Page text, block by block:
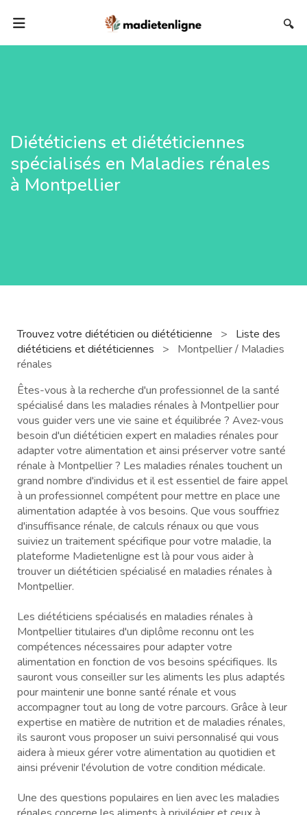
🔍
Diététiciens et diététiciennes
spécialisés en Maladies rénales
à Montpellier
Trouvez votre diététicien ou diététicienne >
Liste des
diététiciens et diététiciennes
>
Montpellier / Maladies
rénales
Êtes-vous à la recherche d'un professionnel de la santé
spécialisé dans les maladies rénales à Montpellier pour
vous guider vers une vie saine et équilibrée ? Avez-vous
besoin d'un diététicien expert en maladies rénales pour
adapter votre alimentation et ainsi préserver votre santé
rénale à Montpellier ? Les maladies rénales touchent un
grand nombre d'individus et il est essentiel de faire appel
à un professionnel compétent pour mettre en place une
alimentation adaptée à vos besoins. Que vous souffriez
d'insuffisance rénale, de calculs rénaux ou que vous
suiviez un traitement spécifique pour votre maladie, la
plateforme Madietenligne est là pour vous aider à
trouver un diététicien spécialisé en maladies rénales à
Montpellier.
Les diététiciens spécialisés en maladies rénales à
Montpellier titulaires d'un diplôme reconnu ont les
compétences nécessaires pour adapter votre
alimentation en fonction de vos besoins spécifiques. Ils
sauront vous conseiller sur les aliments les plus adaptés
pour maintenir une bonne santé rénale et vous
accompagner tout au long de votre parcours. Grâce à leur
expertise en matière de nutrition et de maladies rénales,
ils sauront vous proposer un suivi personnalisé qui vous
aidera à mieux gérer votre alimentation au quotidien et
ainsi prévenir l'évolution de votre condition médicale.
Une des questions populaires en lien avec les maladies